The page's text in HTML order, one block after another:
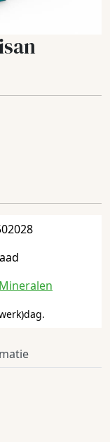
Mineralen